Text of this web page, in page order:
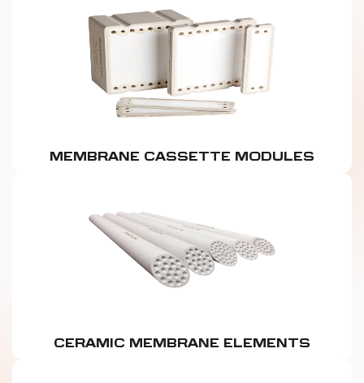
MEMBRANE CASSETTE MODULES
CERAMIC MEMBRANE ELEMENTS